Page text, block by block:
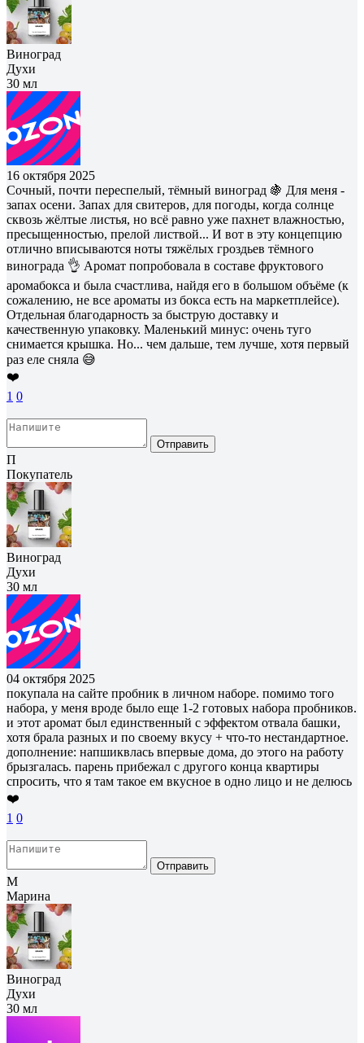
Виноград
Духи
30 мл
16 октября 2025
Сочный, почти переспелый, тёмный виноград 🍇 Для меня -
запах осени. Запах для свитеров, для погоды, когда солнце
сквозь жёлтые листья, но всё равно уже пахнет влажностью,
пресыщенностью, прелой листвой... И вот в эту концепцию
отлично вписываются ноты тяжёлых гроздьев тёмного
винограда 👌 Аромат попробовала в составе фруктового
аромабокса и была счастлива, найдя его в большом объёме (к
сожалению, не все ароматы из бокса есть на маркетплейсе).
Отдельная благодарность за быструю доставку и
качественную упаковку. Маленький минус: очень туго
снимается крышка. Но... чем дальше, тем лучше, хотя первый
раз еле сняла 😅
❤️
1 0
Отправить
П
Покупатель
Виноград
Духи
30 мл
04 октября 2025
покупала на сайте пробник в личном наборе. помимо того
набора, у меня вроде было еще 1-2 готовых набора пробников.
и этот аромат был единственный с эффектом отвала башки,
хотя брала разных и по своему вкусу + что-то нестандартное.
дополнение: напшиквлась впервые дома, до этого на работу
брызгалась. парень прибежал с другого конца квартиры
спросить, что я там такое ем вкусное в одно лицо и не делюсь
❤️
1 0
Отправить
М
Марина
Виноград
Духи
30 мл